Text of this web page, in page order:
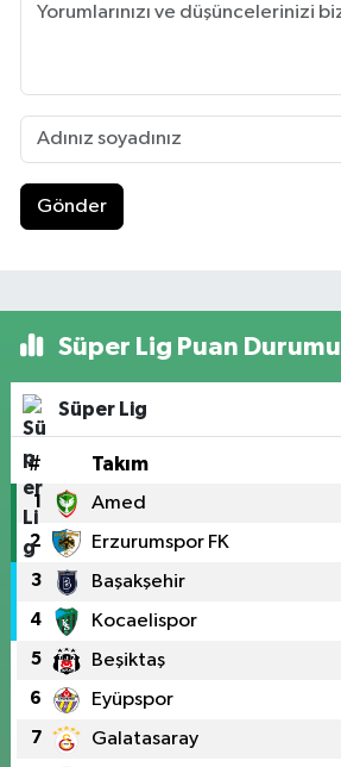
Gönder
Süper Lig Puan Durumu
Süper Lig
# Takım
1 Amed
2 Erzurumspor FK
3 Başakşehir
4 Kocaelispor
5 Beşiktaş
6 Eyüpspor
7 Galatasaray